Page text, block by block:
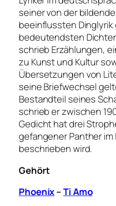
seiner von der
beeinflussten Dinglyrik
bedeutendsten
schrieb Erzählungen,
zu Kunst und Kultur
Übersetzungen von
seine Briefwechsel
Bestandteil seines
schrieb er zwischen
Gedicht hat drei
gefangener Panther im
beschrieben wird.
Gehört
Phoenix–Ti Amo